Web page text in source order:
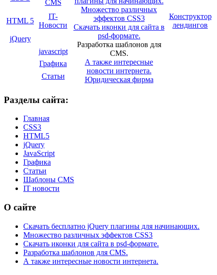
CMS
Множество различных
эффектов CSS3
Скачать иконки для сайта в
psd-формате.
Разработка шаблонов для
CMS.
А также интересные
новости интернета.
Юридическая фирма
HTML 5
IT-
Новости
Конструктор
лендингов
jQuery
javascript
Графика
Статьи
Разделы сайта:
Главная
CSS3
HTML5
jQuery
JavaScript
Графика
Статьи
Шаблоны CMS
IT новости
О сайте
Скачать бесплатно jQuery плагины для начинающих.
Множество различных эффектов CSS3
Скачать иконки для сайта в psd-формате.
Разработка шаблонов для CMS.
А также интересные новости интернета.